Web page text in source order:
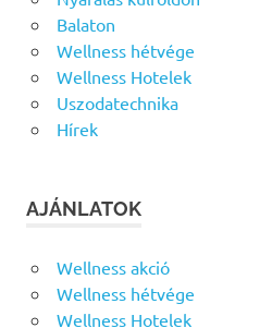
Balaton
Wellness hétvége
Wellness Hotelek
Uszodatechnika
Hírek
AJÁNLATOK
Wellness akció
Wellness hétvége
Wellness Hotelek